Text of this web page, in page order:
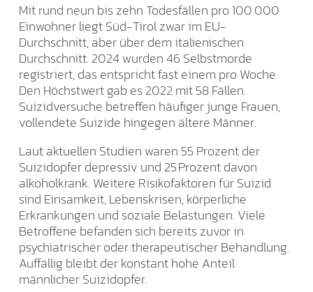
Mit rund neun bis zehn Todesfällen pro 100.000
Einwohner liegt Süd-Tirol zwar im EU-
Durchschnitt, aber über dem italienischen
Durchschnitt. 2024 wurden 46 Selbstmorde
registriert, das entspricht fast einem pro Woche.
Den Höchstwert gab es 2022 mit 58 Fällen.
Suizidversuche betreffen häufiger junge Frauen,
vollendete Suizide hingegen ältere Männer.
Laut aktuellen Studien waren 55 Prozent der
Suizidopfer depressiv und 25 Prozent davon
alkoholkrank. Weitere Risikofaktoren für Suizid
sind Einsamkeit, Lebenskrisen, körperliche
Erkrankungen und soziale Belastungen. Viele
Betroffene befanden sich bereits zuvor in
psychiatrischer oder therapeutischer Behandlung.
Auffällig bleibt der konstant hohe Anteil
männlicher Suizidopfer.